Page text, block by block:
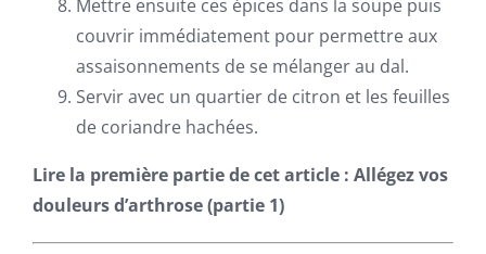
Mettre ensuite ces épices dans la soupe puis
couvrir immédiatement pour permettre aux
assaisonnements de se mélanger au dal.
Servir avec un quartier de citron et les feuilles
de coriandre hachées.
Lire la première partie de cet article : Allégez vos
douleurs d’arthrose (partie 1)